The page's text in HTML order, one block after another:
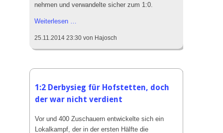
nehmen und verwandelte sicher zum 1:0.
Weiterlesen …
Tisch:
statt
Wertung
des
Spieles
gegen
25.11.2014 23:30 von Hajosch
1:2 Derbysieg für Hofstetten, doch
der war nicht verdient
Vor und 400 Zuschauern entwickelte sich ein
Lokalkampf, der in der ersten Hälfte die